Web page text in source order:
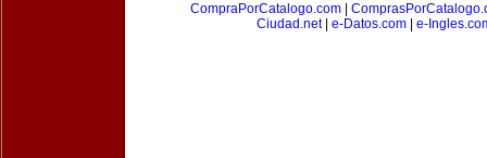
CompraPorCatalogo.com|
Ciudad.net| e-Datos.com e-